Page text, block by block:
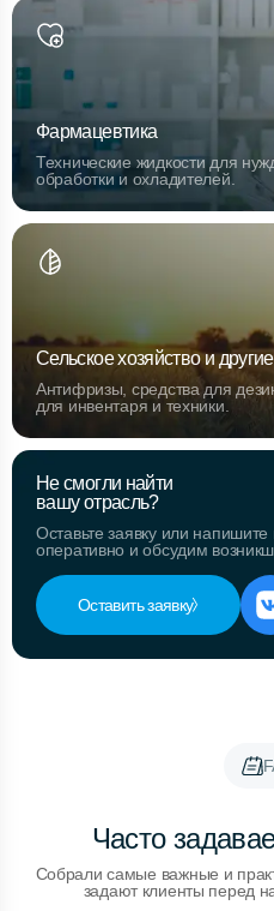
Фармацевтика
Технические жидкости для
обработки и охладителей.
Сельское хозяйство и другие
Антифризы, средства для
для инвентаря и техники.
Не смогли найти
вашу отрасль?
Оставьте заявку или
оперативно и обсудим
Оставить заявку
Часто
Собрали самые важные и
задают клиенты перед